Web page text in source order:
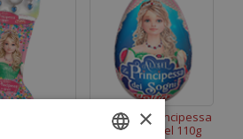
Maxi Uovo Principessa
dei Sogni Alysel 110g
×